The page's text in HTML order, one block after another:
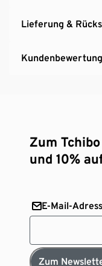
Lieferung &
Zum
und 10%
E-Mail-
Zum